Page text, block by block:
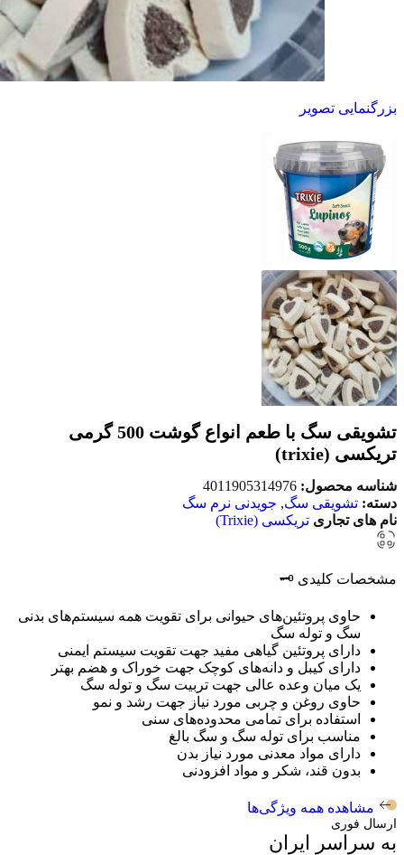
بزرگنمایی تصویر
تشویقی سگ با طعم انواع گوشت 500 گرمی
تریکسی (trixie)
شناسه محصول: 4011905314976
دسته: تشویقی سگ, جویدنی نرم سگ
نام های تجاری تریکسی (Trixie)
مشخصات کلیدی 🗝️
حاوی پروتئین‌های حیوانی برای تقویت همه سیستم‌های بدنی
سگ و توله سگ
دارای پروتئین گیاهی مفید جهت تقویت سیستم ایمنی
دارای کیبل و دانه‌های کوچک جهت خوراک و هضم بهتر
یک میان وعده عالی جهت تربیت سگ و توله سگ
حاوی روغن و چربی مورد نیاز جهت رشد و نمو
استفاده برای تمامی محدوده‌های سنی
مناسب برای توله سگ و سگ بالغ
دارای مواد معدنی مورد نیاز بدن
بدون قند، شکر و مواد افزودنی
مشاهده همه ویژگی‌ها
ارسال فوری
به سراسر ایران